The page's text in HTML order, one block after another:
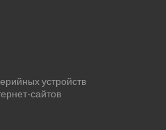
устройств
сайтов